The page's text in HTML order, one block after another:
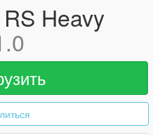
Heavy